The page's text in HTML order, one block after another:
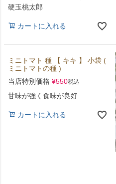
硬玉桃太郎
カートに入れる
ミニトマト 種 【 キキ 】 小袋 (
ミニトマトの種 )
当店特別価格 ¥550税込
甘味が強く食味が良好
カートに入れる